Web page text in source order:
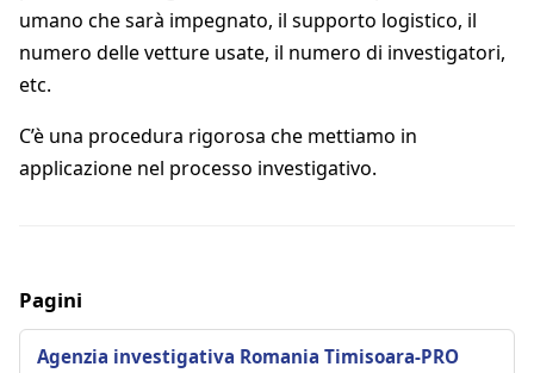
umano che sarà impegnato, il supporto logistico, il
numero delle vetture usate, il numero di investigatori,
etc.
C’è una procedura rigorosa che mettiamo in
applicazione nel processo investigativo.
Pagini
Agenzia investigativa Romania Timisoara-PRO